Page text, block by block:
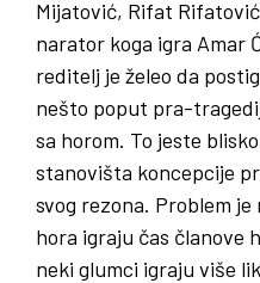
Mijatović, Rifat
narator koga igra Amar
reditelj je želeo da
nešto poput pra-
sa horom. To jeste
stanovišta koncepcije
svog rezona. Problem
hora igraju čas članove
neki glumci igraju više